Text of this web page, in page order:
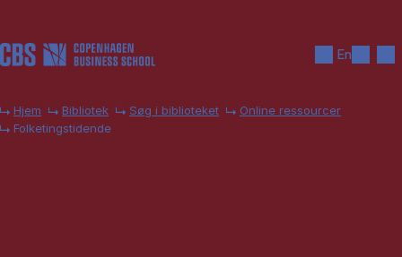
En
Hjem Bibliotek Søg i biblioteket
Online ressourcer
Folketingstidende